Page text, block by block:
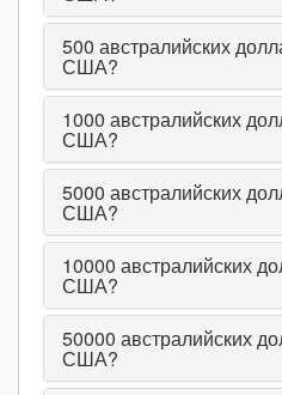
500 австралийских
США?
1000 австралийских
США?
5000 австралийских
США?
10000 австралийских
США?
50000 австралийских
США?